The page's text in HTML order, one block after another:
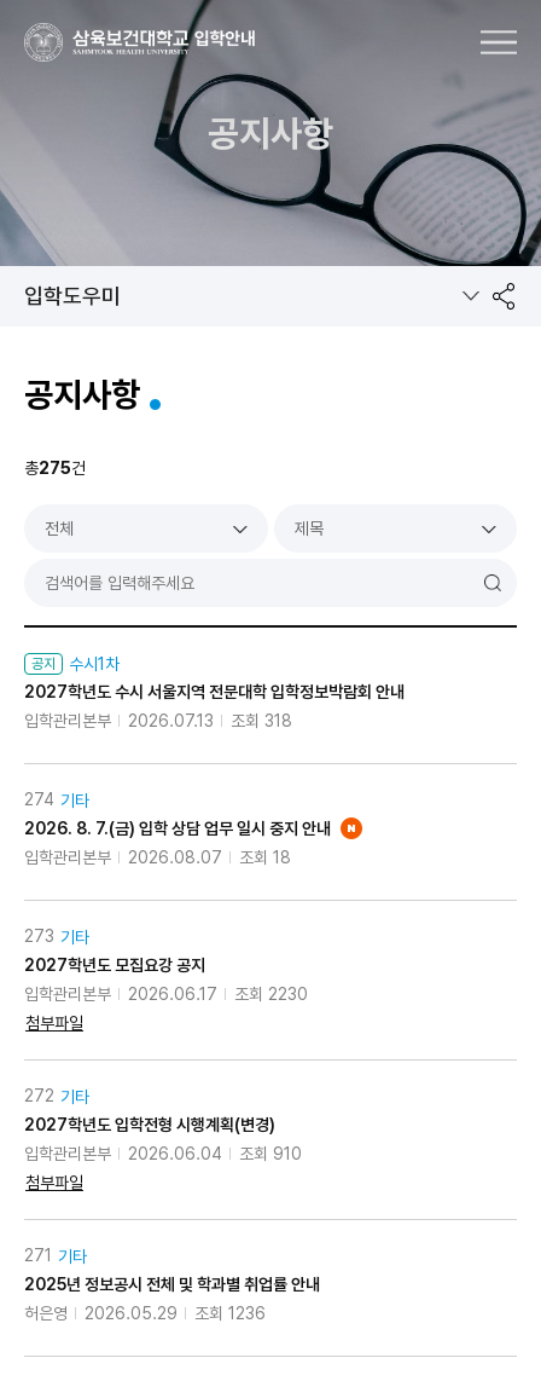
MENU
공지사항
입학도우미
공지사항
총275건
전체 제목
공지
수시1차
2027학년도 수시 서울지역 전문대학 입학정보박람회 안내
입학관리본부
2026.07.13 조회 318
274 기타
2026. 8. 7.(금) 입학 상담 업무 일시 중지 안내
입학관리본부
2026.08.07 조회 18
273 기타
2027학년도 모집요강 공지
입학관리본부
2026.06.17
조회 2230
첨부파일
272 기타
2027학년도 입학전형 시행계획(변경)
입학관리본부
2026.06.04
조회 910
첨부파일
271 기타
2025년 정보공시 전체 및 학과별 취업률 안내
허은영
2026.05.29 조회 1236